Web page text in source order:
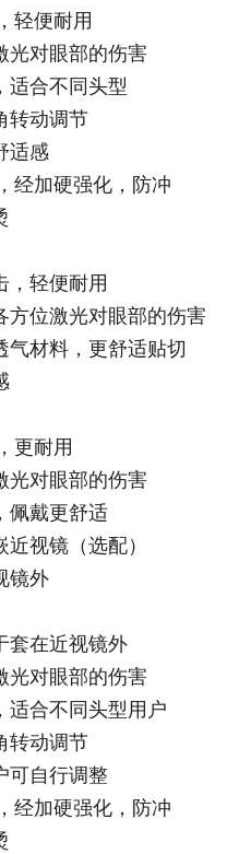
轻便耐用
光对眼部的伤害
适合不同头型
转动调节
适感
经加硬强化，防冲
，轻便耐用
方位激光对眼部的伤害
气材料，更舒适贴切
更耐用
光对眼部的伤害
佩戴更舒适
视镜（选配）
镜外
套在近视镜外
光对眼部的伤害
适合不同头型用户
转动调节
可自行调整
经加硬强化，防冲